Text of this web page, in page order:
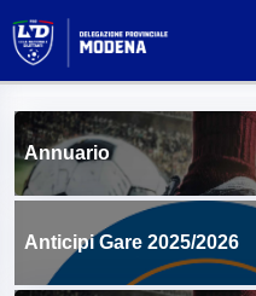
Annuario
Anticipi Gare 2025/2026